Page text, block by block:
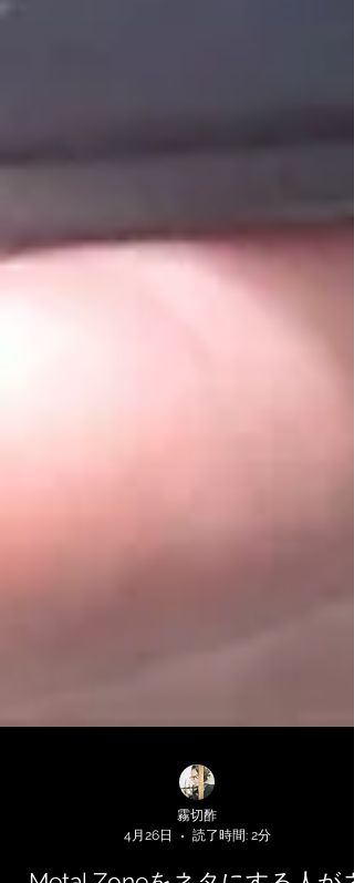
4月26日
読了時間: 2分